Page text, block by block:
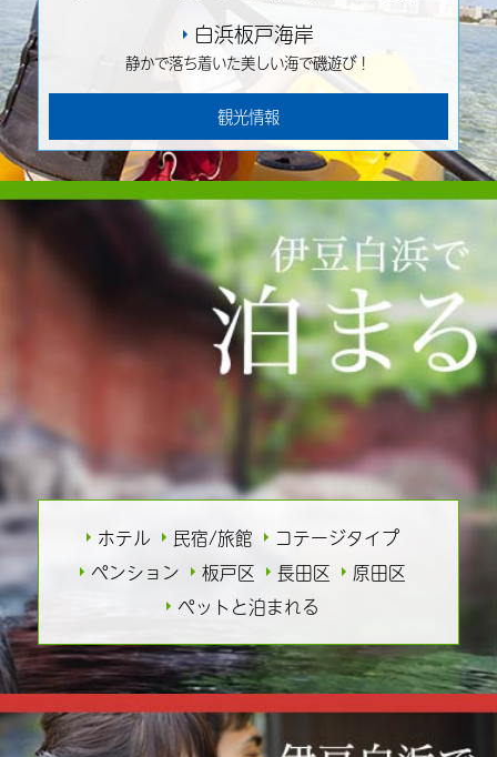
白浜板戸海岸
静かで落ち着いた美しい海で磯遊び！
観光情報
ホテル 民宿/旅館
コテージタイプ
ペンション
板戸区 長田区
原田区
ペットと泊まれる